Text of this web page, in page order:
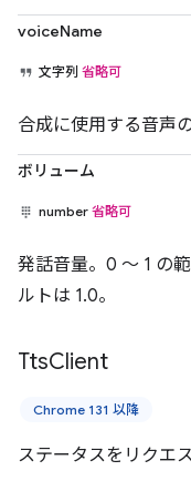
voiceName
文字列 省略可
合成に使用する音声の
ボリューム
number 省略可
発話音量。0 ～ 1 の
ルトは 1.0。
TtsClient
Chrome 131 以降
ステータスをリクエ